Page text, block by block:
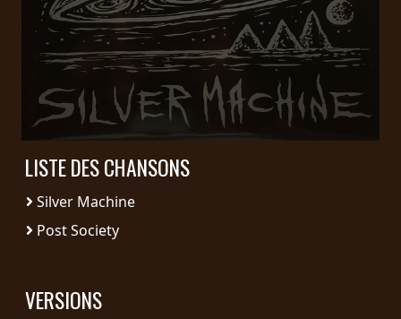
CONNEXION
NOUS
SOMMES
CONNECTÉS
CONDITIONS
D'UTILISATION
POLITIQUE
DE
RETOURS
LISTE DES CHANSONS
Silver Machine
Post Society
VERSIONS